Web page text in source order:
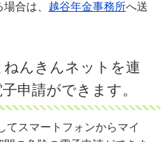
合は、 越谷年金事務所へ送
んきんネットを連
申請ができます。
てスマートフォンからマイ